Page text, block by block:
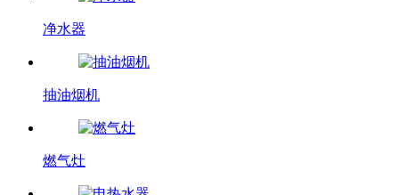
净水器
抽油烟机
燃气灶